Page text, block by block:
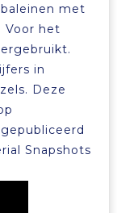
met
Voor het
in
Deze
Snapshots